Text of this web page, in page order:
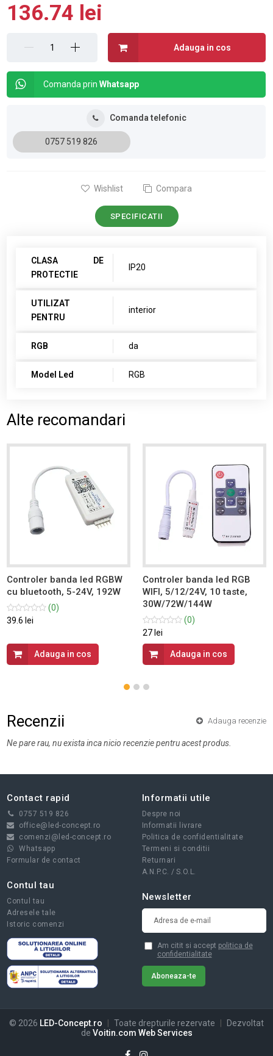
136.74 lei
Adauga in cos
Comanda prinWhatsapp
Comanda telefonic
0757 519 826
Wishlist Compara
SPECIFICATII
CLASA DE
PROTECTIE
IP20
UTILIZAT
PENTRU
interior
RGB da
Model Led RGB
Alte recomandari
Controler banda led RGBW
cu bluetooth, 5-24V, 192W
(0)
39.6 lei
Adauga in cos
Controler banda led RGB
WIFI, 5/12/24V, 10 taste,
30W/72W/144W
(0)
27 lei
Adauga in cos
Recenzii Adauga recenzie
Ne pare rau, nu exista inca nicio recenzie pentru acest produs.
Contact rapid
0757 519 826
office@led-concept.ro
comenzi@led-concept.ro
Whatsapp
Formular de contact
Informatii utile
Despre noi
Informatii livrare
Politica de confidentialitate
Termeni si conditii
Returnari
A.N.P.C. / S.O.L.
Contul tau
Contul tau
Adresele tale
Istoric comenzi
Newsletter
Am citit si accept politica de
confidentialitate
© 2026 LED-Concept.ro | Toate drepturile rezervate |
Dezvoltat
de Voitin.com Web Services